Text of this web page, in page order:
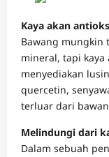
Kaya akan
Bawang mungkin
mineral, tapi kaya
menyediakan
quercetin,
terluar dari
Melindungi dari
Dalam sebuah